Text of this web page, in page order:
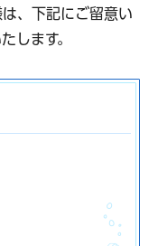
、下記にご留意い
します。